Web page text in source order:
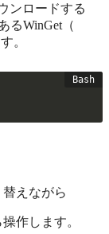
ンロードする
るWinGet（
。
えながら
作します。